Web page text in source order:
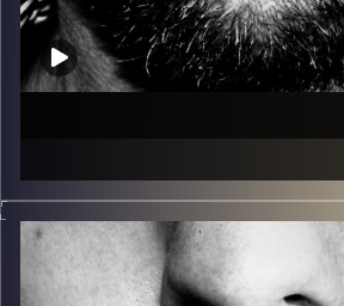
של הופעות חיות. הרבה ג'אם, רוק,
בלוז, bluegrass, ג'אז, Fאנק, פרוגרסיב ואפילו אלקטרוניקה.